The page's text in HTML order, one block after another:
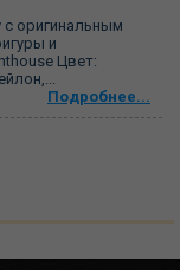
оригинальным
и
Цвет:
Подробнее...